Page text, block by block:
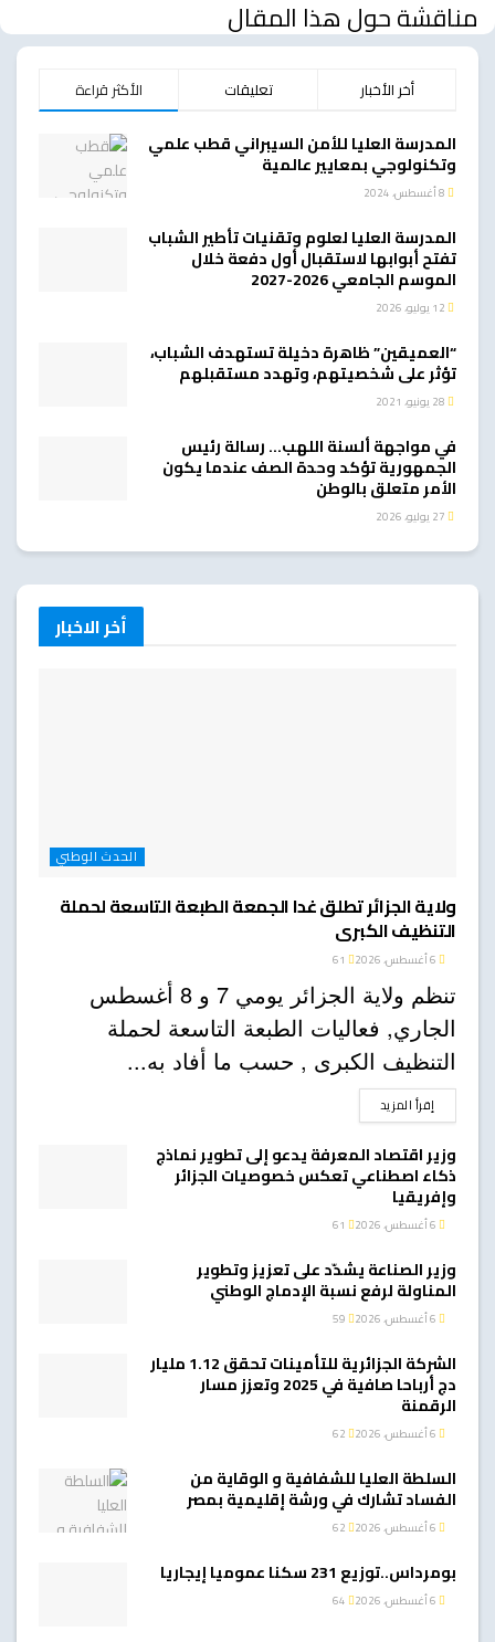
مناقشة حول هذا المقال
الأكثر قراءة تعليقات أخر الأخبار
المدرسة العليا للأمن السيبراني قطب علمي
وتكنولوجي بمعايير عالمية
المدرسة العليا لعلوم وتقنيات تأطير الشباب
تفتح أبوابها لاستقبال أول دفعة خلال
الموسم الجامعي 2026-2027
“العميقين” ظاهرة دخيلة تستهدف الشباب،
تؤثر على شخصيتهم، وتهدد مستقبلهم
في مواجهة ألسنة اللهب… رسالة رئيس
الجمهورية تؤكد وحدة الصف عندما يكون
الأمر متعلق بالوطن
أخر الاخبار
الحدث الوطني
ولاية الجزائر تطلق غدا الجمعة الطبعة التاسعة لحملة
التنظيف الكبرى
تنظم ولاية الجزائر يومي 7 و 8 أغسطس
الجاري, فعاليات الطبعة التاسعة لحملة
التنظيف الكبرى , حسب ما أفاد به...
إقرأ المزيدDETAILS
وزير اقتصاد المعرفة يدعو إلى تطوير نماذج
ذكاء اصطناعي تعكس خصوصيات الجزائر
وإفريقيا
وزير الصناعة يشدّد على تعزيز وتطوير
المناولة لرفع نسبة الإدماج الوطني
الشركة الجزائرية للتأمينات تحقق 1.12 مليار
دج أرباحا صافية في 2025 وتعزز مسار
الرقمنة
السلطة العليا للشفافية و الوقاية من
الفساد تشارك في ورشة إقليمية بمصر
بومرداس..توزيع 231 سكنا عموميا إيجاريا